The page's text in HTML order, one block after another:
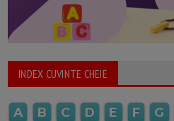
INDEX CUVINTE CHEIE
A B C D E F G